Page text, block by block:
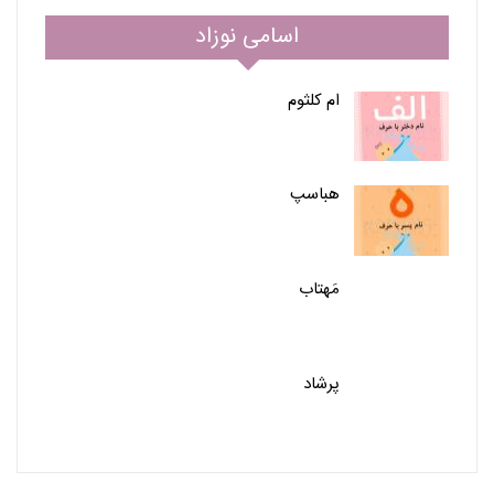
اسامی نوزاد
ام کلثوم
هباسپ
مَهتاب
پرشاد